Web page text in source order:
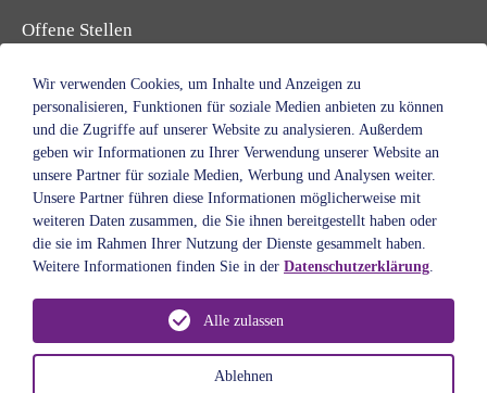
Offene Stellen
Ausbildung & Studium
Freiwilligendienst
Praktikum & Ferien
Ehrenamt
Spenden & Helfen
Standorte
Leitbild
Wir verwenden Cookies, um Inhalte und Anzeigen zu
personalisieren, Funktionen für soziale Medien anbieten zu können
und die Zugriffe auf unserer Website zu analysieren. Außerdem
geben wir Informationen zu Ihrer Verwendung unserer Website an
unsere Partner für soziale Medien, Werbung und Analysen weiter.
Unsere Partner führen diese Informationen möglicherweise mit
weiteren Daten zusammen, die Sie ihnen bereitgestellt haben oder
die sie im Rahmen Ihrer Nutzung der Dienste gesammelt haben.
Weitere Informationen finden Sie in der Datenschutzerklärung.
Ablehnen
Alle zulassen